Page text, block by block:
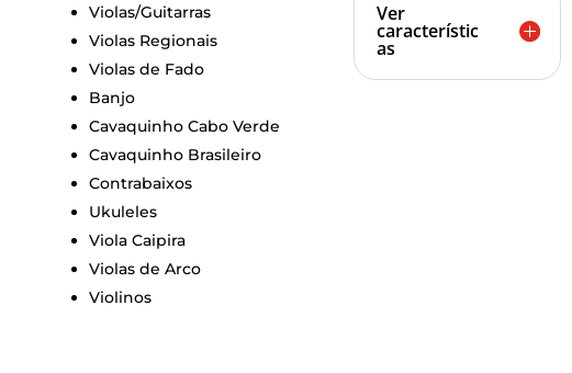
Violas/Guitarras
Violas Regionais
Violas de Fado
Banjo
Cavaquinho Cabo Verde
Cavaquinho Brasileiro
Contrabaixos
Ukuleles
Viola Caipira
Violas de Arco
Violinos
Ver
característic
as